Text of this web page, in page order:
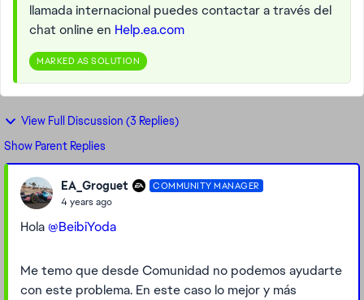
llamada internacional puedes contactar a través del
chat online en Help.ea.com
MARKED AS SOLUTION
View Full Discussion (3 Replies)
Show Parent Replies
EA_Groguet COMMUNITY MANAGER
4 years ago
Hola @BeibiYoda
Me temo que desde Comunidad no podemos ayudarte
con este problema. En este caso lo mejor y más